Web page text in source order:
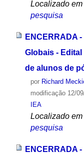
Localizado em
pesquisa
ENCERRADA
Globais - Edital
de alunos de
por Richard
modificação12/
IEA
Localizado em
pesquisa
ENCERRADA